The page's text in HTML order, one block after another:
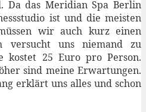
Da das Meridian Spa Berlin
ist und die meisten
wir auch kurz einen
versucht uns niemand zu
kostet 25 Euro pro Person.
sind meine Erwartungen.
erklärt uns alles und schon